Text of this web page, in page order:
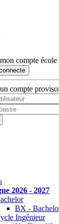
compte école
compte
2026 - 2027
BX -
Ingénieur